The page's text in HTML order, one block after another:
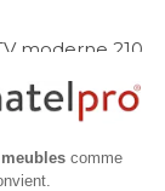
moderne 210
blanc brillant
meubles comme